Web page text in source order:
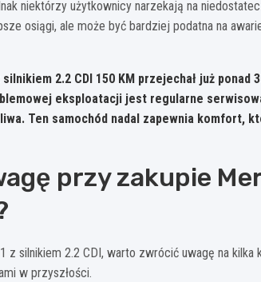
niektórzy użytkownicy narzekają na
osiągi, ale może być bardziej podatna na
2.2 CDI 150 KM przejechał już
eksploatacji jest regularne
Ten samochód nadal zapewnia komfort,
przy zakupie
z silnikiem 2.2 CDI, warto zwrócić uwagę na
w przyszłości.